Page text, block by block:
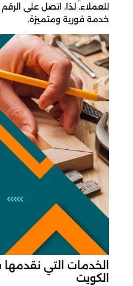
للعملاء. لذا، اتصل على الرقم
خدمة فورية ومتميزة.
الخدمات التي
الكويت